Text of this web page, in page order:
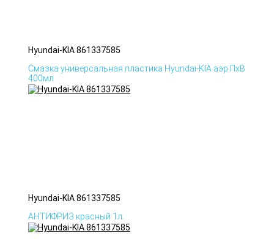
Hyundai-KIA 861337585
Смазка универсальная пластика Hyundai-KIA аэр ПхВ
400мл
Hyundai-KIA 861337585
АНТИФРИЗ красный 1л.